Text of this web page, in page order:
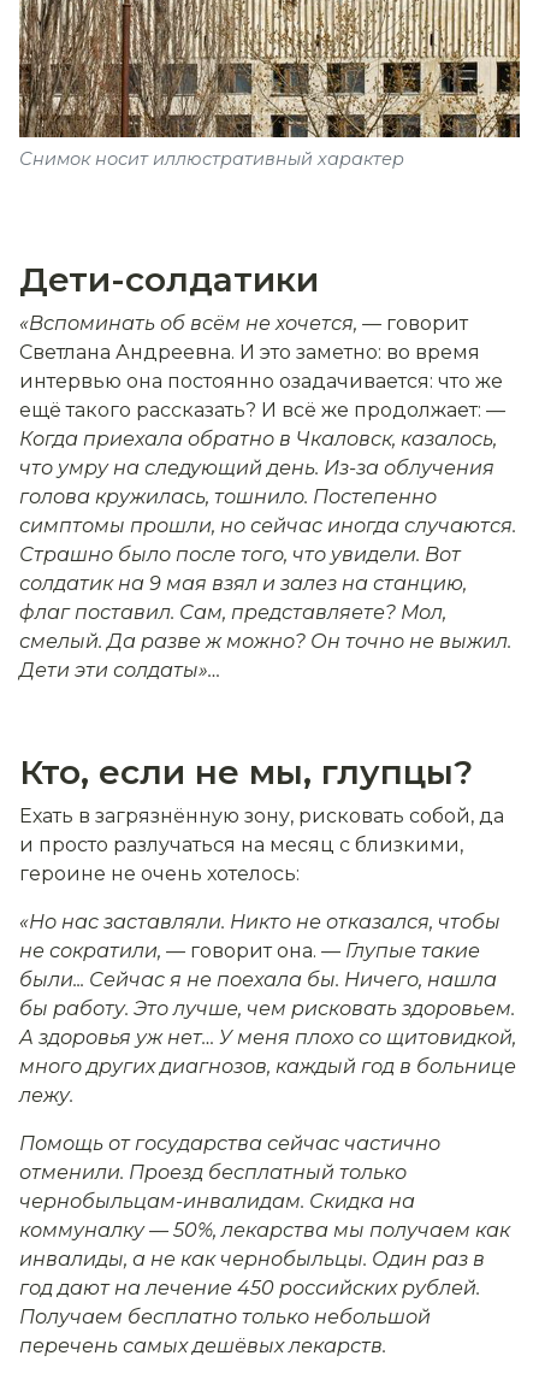
Снимок носит иллюстративный характер
Дети-солдатики
«Вспоминать об всём не хочется, — говорит
Светлана Андреевна. И это заметно: во время
интервью она постоянно озадачивается: что же
ещё такого рассказать? И всё же продолжает: —
Когда приехала обратно в Чкаловск, казалось,
что умру на следующий день. Из-за облучения
голова кружилась, тошнило. Постепенно
симптомы прошли, но сейчас иногда случаются.
Страшно было после того, что увидели. Вот
солдатик на 9 мая взял и залез на станцию,
флаг поставил. Сам, представляете? Мол,
смелый. Да разве ж можно? Он точно не выжил.
Дети эти солдаты»…
Кто, если не мы, глупцы?
Ехать в загрязнённую зону, рисковать собой, да
и просто разлучаться на месяц с близкими,
героине не очень хотелось:
«Но нас заставляли. Никто не отказался, чтобы
не сократили, — говорит она. — Глупые такие
были... Сейчас я не поехала бы. Ничего, нашла
бы работу. Это лучше, чем рисковать здоровьем.
А здоровья уж нет… У меня плохо со щитовидкой,
много других диагнозов, каждый год в больнице
лежу.
Помощь от государства сейчас частично
отменили. Проезд бесплатный только
чернобыльцам-инвалидам. Скидка на
коммуналку — 50%, лекарства мы получаем как
инвалиды, а не как чернобыльцы. Один раз в
год дают на лечение 450 российских рублей.
Получаем бесплатно только небольшой
перечень самых дешёвых лекарств.